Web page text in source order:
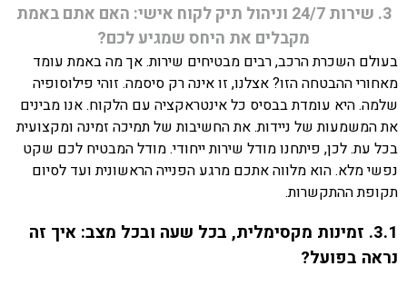
3. שירות 24/7 וניהול תיק לקוח אישי: האם אתם באמת
מקבלים את היחס שמגיע לכם?
בעולם השכרת הרכב, רבים מבטיחים שירות. אך מה באמת עומד
מאחורי ההבטחה הזו? אצלנו, זו אינה רק סיסמה. זוהי פילוסופיה
שלמה. היא עומדת בבסיס כל אינטראקציה עם הלקוח. אנו מבינים
את המשמעות של ניידות. את החשיבות של תמיכה זמינה ומקצועית
בכל עת. לכן, פיתחנו מודל שירות ייחודי. מודל המבטיח לכם שקט
נפשי מלא. הוא מלווה אתכם מרגע הפנייה הראשונית ועד לסיום
תקופת ההתקשרות.
3.1. זמינות מקסימלית, בכל שעה ובכל מצב: איך זה
נראה בפועל?